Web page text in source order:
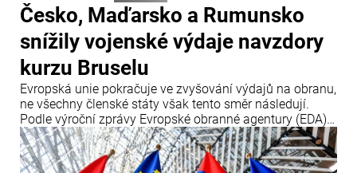
Česko, Maďarsko a Rumunsko
snížily vojenské výdaje navzdory
kurzu Bruselu
Evropská unie pokračuje ve zvyšování výdajů na obranu,
ne všechny členské státy však tento směr následují.
Podle výroční zprávy Evropské obranné agentury (EDA)
tři členské země – Česko, Maďarsko a Rumunsko – v
roce 2025 své obranné výdaje snížily, přestože Brusel
prosazuje jejich další navyšování.